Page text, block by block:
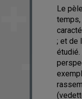
Le
temps,
; et de